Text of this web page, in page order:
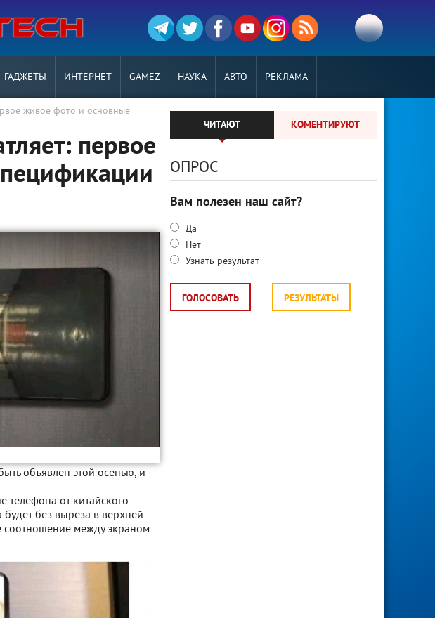
ГАДЖЕТЫ ИНТЕРНЕТ GAMEZ НАУКА АВТО РЕКЛАМА
живое фото и основные
первое
объявлен этой осенью, и
телефона от китайского
будет без выреза в верхней
соотношение между экраном
ЧИТАЮТ КОМЕНТИРУЮТ
ОПРОС
Вам полезен наш сайт?
Да
Нет
Узнать результат
ГОЛОСОВАТЬ РЕЗУЛЬТАТЫ